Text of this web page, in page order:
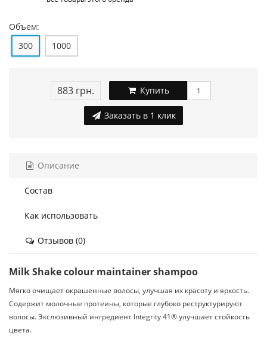
Объем:
300
1000
883 грн. Купить
Заказать в 1 клик
Описание
Состав
Как использовать
Отзывов (0)
Milk Shakecolour maintainer shampoo
Мягко очищает окрашенные волосы, улучшая их красоту и яркость.
Содержит молочные протеины, которые глубоко реструктурируют
волосы. Экслюзивный ингредиент Integrity 41® улучшает стойкость
цвета.